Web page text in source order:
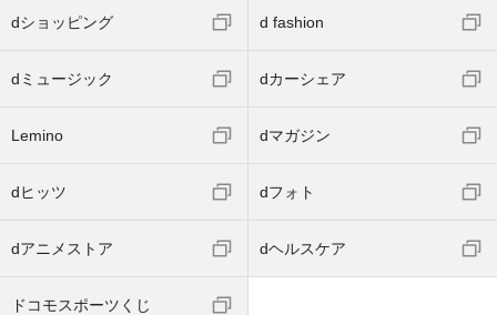
dショッピング d fashion
dミュージック dカーシェア
Lemino dマガジン
dヒッツ dフォト
dアニメストア dヘルスケア
ドコモスポーツくじ